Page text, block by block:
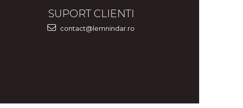
SUPORT CLIENTI
contact@lemnindar.ro